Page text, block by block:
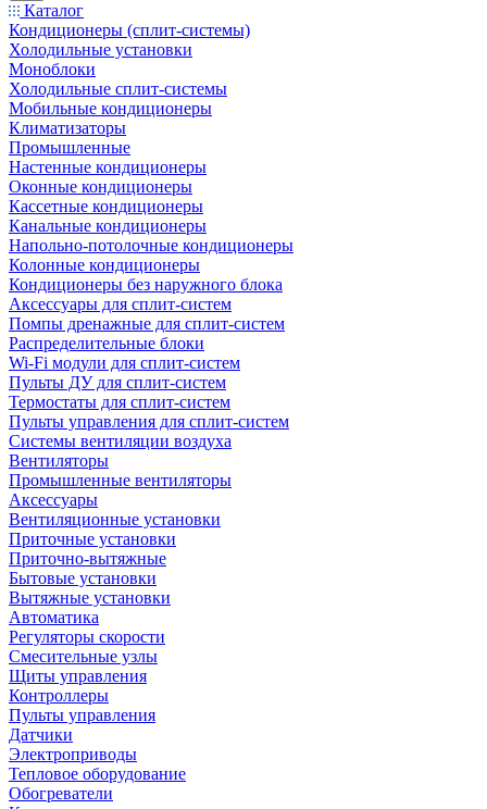
Каталог
Кондиционеры (сплит-системы)
Холодильные установки
Моноблоки
Холодильные сплит-системы
Мобильные кондиционеры
Климатизаторы
Промышленные
Настенные кондиционеры
Оконные кондиционеры
Кассетные кондиционеры
Канальные кондиционеры
Напольно-потолочные кондиционеры
Колонные кондиционеры
Кондиционеры без наружного блока
Аксессуары для сплит-систем
Помпы дренажные для сплит-систем
Распределительные блоки
Wi-Fi модули для сплит-систем
Пульты ДУ для сплит-систем
Термостаты для сплит-систем
Пульты управления для сплит-систем
Системы вентиляции воздуха
Вентиляторы
Промышленные вентиляторы
Аксессуары
Вентиляционные установки
Приточные установки
Приточно-вытяжные
Бытовые установки
Вытяжные установки
Автоматика
Регуляторы скорости
Смесительные узлы
Щиты управления
Контроллеры
Пульты управления
Датчики
Электроприводы
Тепловое оборудование
Обогреватели